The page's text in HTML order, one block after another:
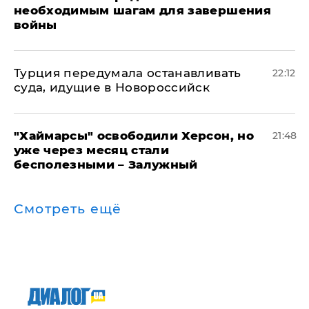
необходимым шагам для завершения
войны
Турция передумала останавливать
суда, идущие в Новороссийск
22:12
"Хаймарсы" освободили Херсон, но
уже через месяц стали
бесполезными – Залужный
21:48
Смотреть ещё